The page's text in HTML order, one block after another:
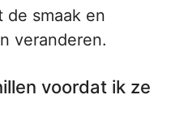
de smaak en
veranderen.
voordat ik ze